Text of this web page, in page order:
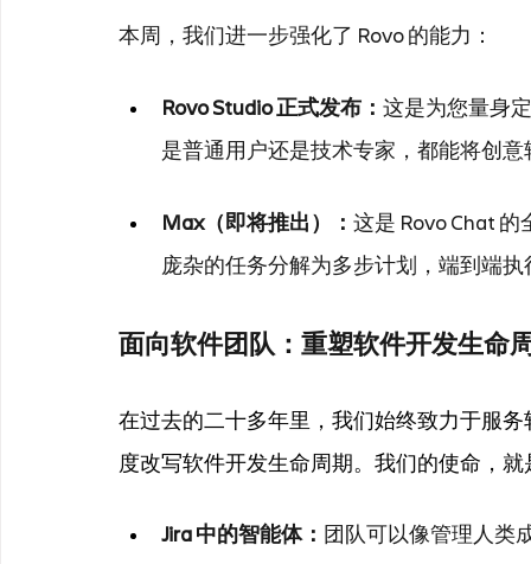
本周，我们进一步强化了 Rovo 的能力：
Rovo Studio 正式发布： 这是为您量身
是普通用户还是技术专家，都能将创
Max（即将推出）： 这是 Rovo Chat
庞杂的任务分解为多步计划，端到端
面向软件团队：重塑软件开发生命
在过去的二十多年里，我们始终致力于服
度改写软件开发生命周期。我们的使命，
Jira 中的智能体： 团队可以像管理人类